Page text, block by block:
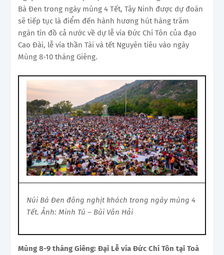
Bà Đen trong ngày mùng 4 Tết, Tây Ninh được dự đoán
sẽ tiếp tục là điểm đến hành hương hút hàng trăm
ngàn tín đồ cả nước về dự lễ vía Đức Chí Tôn của đạo
Cao Đài, lễ vía thần Tài và tết Nguyên tiêu vào ngày
Mùng 8-10 tháng Giêng.
Núi Bà Đen đông nghịt khách trong ngày mùng 4
Tết. Ảnh: Minh Tú – Bùi Văn Hải
Mùng 8-9 tháng Giêng: Đại Lễ vía Đức Chí Tôn tại Toà